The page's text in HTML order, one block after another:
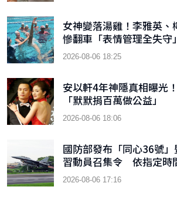
女神變落湯雞！李雅英、
慘翻車「表情管理全失守」
2026-08-06 18:25
安以軒4年神隱真相曝光
「默默捐百萬做公益」
2026-08-06 18:06
國防部發布「同心36號
習動員召集令 依指定時
2026-08-06 17:16